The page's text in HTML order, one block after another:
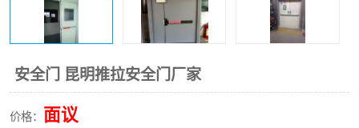
安全门 昆明推拉安全门厂家
价格： 面议